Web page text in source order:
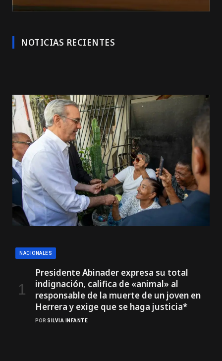
NOTICIAS RECIENTES
NACIONALES
Presidente Abinader expresa su total
indignación, califica de «animal» al
responsable de la muerte de un joven en
Herrera y exige que se haga justicia*
POR SILVIA INFANTE